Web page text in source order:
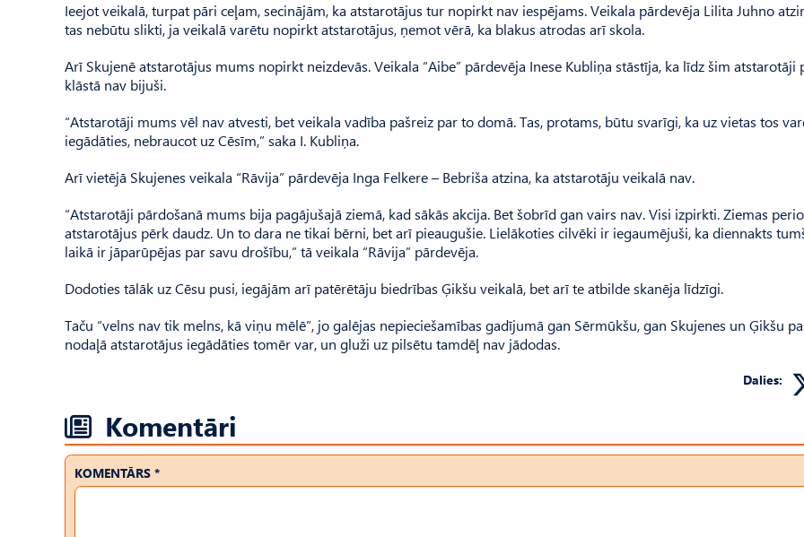
Ieejot veikalā, turpat pāri ceļam, secinājām, ka atstarotājus tur nopirkt nav iespējams. Veikala pārdevēja Lilita Juhno
tas nebūtu slikti, ja veikalā varētu nopirkt atstarotājus, ņemot vērā, ka blakus atrodas arī skola.
Arī Skujenē atstarotājus mums nopirkt neizdevās. Veikala “Aibe” pārdevēja Inese Kubliņa stāstīja, ka līdz šim atstarotāji
klāstā nav bijuši.
“Atstarotāji mums vēl nav atvesti, bet veikala vadība pašreiz par to domā. Tas, protams, būtu svarīgi, ka uz vietas tos
iegādāties, nebraucot uz Cēsīm,” saka I. Kubliņa.
Arī vietējā Skujenes veikala “Rāvija” pārdevēja Inga Felkere – Bebriša atzina, ka atstarotāju veikalā nav.
“Atstarotāji pārdošanā mums bija pagājušajā ziemā, kad sākās akcija. Bet šobrīd gan vairs nav. Visi izpirkti. Ziemas
atstarotājus pērk daudz. Un to dara ne tikai bērni, bet arī pieaugušie. Lielākoties cilvēki ir iegaumējuši, ka diennakts
laikā ir jāparūpējas par savu drošību,” tā veikala “Rāvija” pārdevēja.
Dodoties tālāk uz Cēsu pusi, iegājām arī patērētāju biedrības Ģikšu veikalā, bet arī te atbilde skanēja līdzīgi.
Taču “velns nav tik melns, kā viņu mēlē”, jo galējas nepieciešamības gadījumā gan Sērmūkšu, gan Skujenes un Ģikšu
nodaļā atstarotājus iegādāties tomēr var, un gluži uz pilsētu tamdēļ nav jādodas.
Dalies:
Komentāri
KOMENTĀRS *